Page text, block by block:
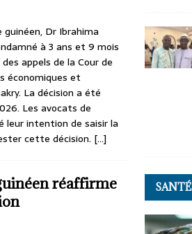
guinéen, Dr Ibrahima
à 3 ans et 9 mois
appels de la Cour de
économiques et
La décision a été
Les avocats de
leur intention de saisir la
cette décision. […]
réaffirme
SANTÉ